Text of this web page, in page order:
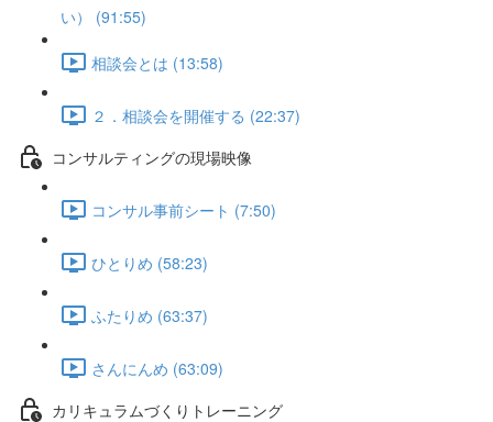
い） (91:55)
相談会とは (13:58)
２．相談会を開催する (22:37)
コンサルティングの現場映像
コンサル事前シート (7:50)
ひとりめ (58:23)
ふたりめ (63:37)
さんにんめ (63:09)
カリキュラムづくりトレーニング